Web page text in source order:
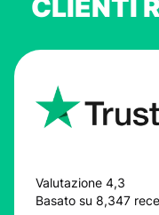
CLIENTI
Valutazione 4,3
Basato su 8,347